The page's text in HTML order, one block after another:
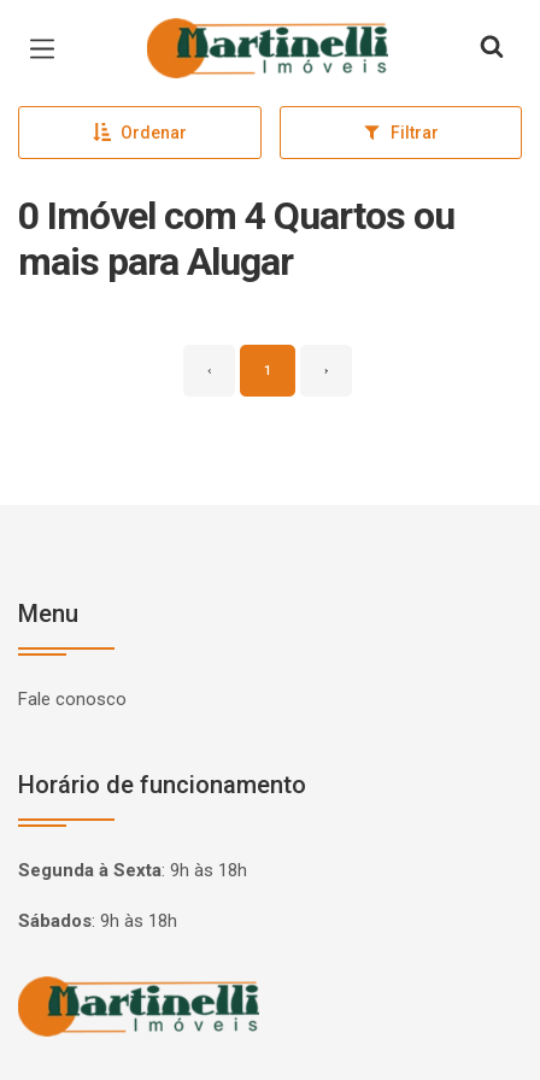
Página inicial
Ordenar Filtrar
0 Imóvel com 4 Quartos ou
mais para Alugar
‹ 1 ›
Menu
Fale conosco
Horário de funcionamento
Segunda à Sexta: 9h às 18h
Sábados: 9h às 18h
Página inicial